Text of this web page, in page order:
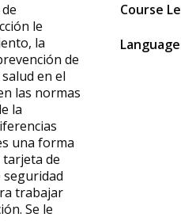
le
la
de
en el
las normas
la
una forma
de
seguridad
trabajar
Se le
Course